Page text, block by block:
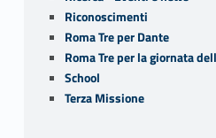
Riconoscimenti
Roma Tre per Dante
Roma Tre per la giornata
School
Terza Missione